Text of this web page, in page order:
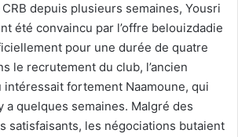
depuis plusieurs semaines, Yousri
été convaincu par l’offre belouizdadie
pour une durée de quatre
le recrutement du club, l’ancien
intéressait fortement Naamoune, qui
a quelques semaines. Malgré des
satisfaisants, les négociations butaient